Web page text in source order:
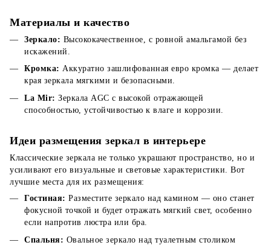
Материалы и качество
Зеркало: Высококачественное, с ровной амальгамой без
искажений.
Кромка: Аккуратно зашлифованная евро кромка — делает
края зеркала мягкими и безопасными.
La Mir: Зеркала AGC с высокой отражающей
способностью, устойчивостью к влаге и коррозии.
Идеи размещения зеркал в интерьере
Классические зеркала не только украшают пространство, но и
усиливают его визуальные и световые характеристики. Вот
лучшие места для их размещения:
Гостиная: Разместите зеркало над камином — оно станет
фокусной точкой и будет отражать мягкий свет, особенно
если напротив люстра или бра.
Спальня: Овальное зеркало над туалетным столиком